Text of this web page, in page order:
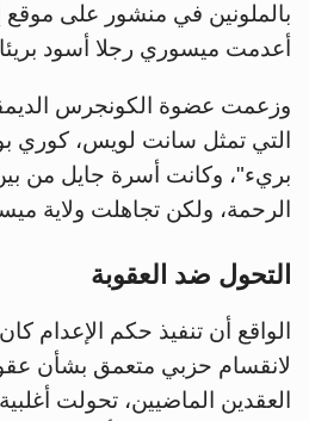
بالملونين في منشور على موقع
أعدمت ميسوري رجلا أسود
وزعمت عضوة الكونجرس
التي تمثل سانت لويس، كوري
بريء"، وكانت أسرة جايل من بين
الرحمة، ولكن تجاهلت ولاية
التحول ضد العقوبة
الواقع أن تنفيذ حكم الإعدام
لانقسام حزبي متعمق بشأن
العقدين الماضيين، تحولت